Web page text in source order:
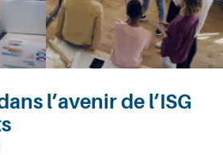
l’avenir de l’ISG